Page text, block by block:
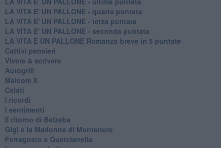
LA VITA E' UN PALLONE - quarta puntata
LA VITA E' UN PALLONE - terza puntata
LA VITA E' UN PALLONE - seconda puntata
LA VITA È UN PALLONE Romanzo breve in 5 puntate
Cattivi pensieri
Vivere & scrivere
Autogrill
Malcom X
Celati
I ricordi
I sentimenti
Il ritorno di Belzeba
Gigi e la Madonna di Montenero
Ferragosto a Quercianella